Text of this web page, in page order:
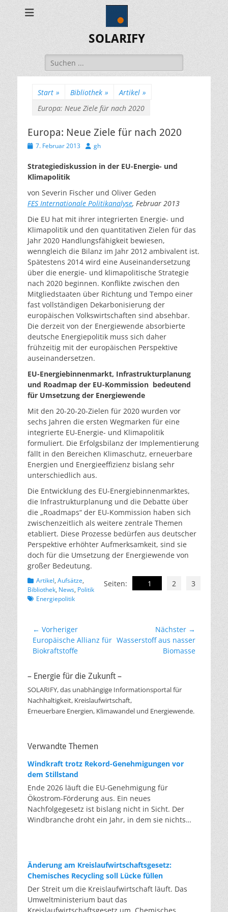
SOLARIFY
Suchen
nach:
Start » Bibliothek » Artikel »
Europa: Neue Ziele für nach 2020
Europa: Neue Ziele für nach 2020
Veröffentlicht
7. Februar 2013 Autor
gh
Strategiediskussion in der EU-Energie- und
Klimapolitik
von Severin Fischer und Oliver Geden
FES Internationale Politikanalyse, Februar 2013
Die EU hat mit ihrer integrierten Energie- und
Klimapolitik und den quantitativen Zielen für das
Jahr 2020 Handlungsfähigkeit bewiesen,
wenngleich die Bilanz im Jahr 2012 ambivalent ist.
Spätestens 2014 wird eine Auseinandersetzung
über die energie- und klimapolitische Strategie
nach 2020 beginnen. Konflikte zwischen den
Mitgliedstaaten über Richtung und Tempo einer
fast vollständigen Dekarbonisierung der
europäischen Volkswirtschaften sind absehbar.
Die derzeit von der Energiewende absorbierte
deutsche Energiepolitik muss sich daher
frühzeitig mit der europäischen Perspektive
auseinandersetzen.
EU-Energiebinnenmarkt, Infrastrukturplanung
und Roadmap der EU-Kommission bedeutend
für Umsetzung der Energiewende
Mit den 20-20-20-Zielen für 2020 wurden vor
sechs Jahren die ersten Wegmarken für eine
integrierte EU-Energie- und Klimapolitik
formuliert. Die Erfolgsbilanz der Implementierung
fällt in den Bereichen Klimaschutz, erneuerbare
Energien und Energieeffizienz bislang sehr
unterschiedlich aus.
Die Entwicklung des EU-Energiebinnenmarktes,
die Infrastrukturplanung und die Debatte über
die „Roadmaps“ der EU-Kommission haben sich
zwischenzeitlich als weitere zentrale Themen
etabliert. Diese Prozesse bedürfen aus deutscher
Perspektive erhöhter Aufmerksamkeit, sind sie
doch für die Umsetzung der Energiewende von
großer Bedeutung.
Seiten:
1 2 3
Kategorien
Artikel, Aufsätze,
Bibliothek, News, Politik
Schlagworte
Energiepolitik
Beitragsnavigation
← Vorheriger
Vorheriger
Beitrag:
Europäische Allianz für
Biokraftstoffe
Nächster →
Nächster
Wasserstoff aus nasser
Biomasse
– Energie für die Zukunft –
SOLARIFY, das unabhängige Informationsportal für
Nachhaltigkeit, Kreislaufwirtschaft,
Erneuerbare Energien, Klimawandel und Energiewende.
Verwandte Themen
Windkraft trotz Rekord-Genehmigungen vor
dem Stillstand
Ende 2026 läuft die EU-Genehmigung für
Ökostrom-Förderung aus. Ein neues
Nachfolgegesetz ist bislang nicht in Sicht. Der
Windbranche droht ein Jahr, in dem sie nichts
die Verfahren laufen heute deutlich schneller. Die
Halbjahresbilanz der Branche bestätigt dieses
Muster: So viele Windräder wie nie zuvor wurden
genehmigt, doch im ersten Halbjahr gingen netto
nur rund zwei Gigawatt ans Netz. Der Bestand
Änderung am Kreislaufwirtschaftsgesetz:
Chemisches Recycling soll Lücke füllen
Der Streit um die Kreislaufwirtschaft läuft. Das
Umweltministerium baut das